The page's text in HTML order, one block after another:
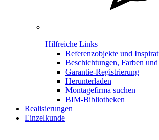
Hilfreiche Links
Referenzobjekte und
Beschichtungen, Farben
Garantie-Registrierung
Herunterladen
Montagefirma suchen
BIM-Bibliotheken
Realisierungen
Einzelkunde